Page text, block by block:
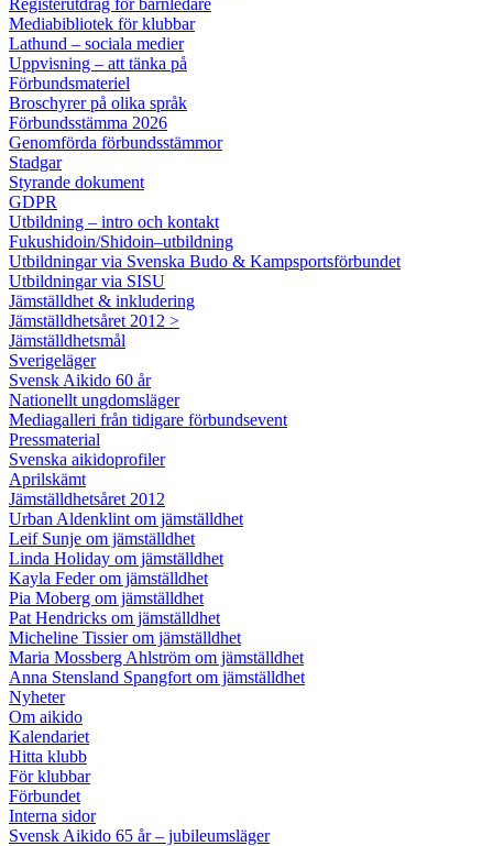
Registerutdrag för barnledare
Mediabibliotek för klubbar
Lathund – sociala medier
Uppvisning – att tänka på
Förbundsmateriel
Broschyrer på olika språk
Förbundsstämma 2026
Genomförda förbundsstämmor
Stadgar
Styrande dokument
GDPR
Utbildning – intro och kontakt
Fukushidoin/Shidoin–utbildning
Utbildningar via Svenska Budo & Kampsportsförbundet
Utbildningar via SISU
Jämställdhet & inkludering
Jämställdhetsåret 2012 >
Jämställdhetsmål
Sverigeläger
Svensk Aikido 60 år
Nationellt ungdomsläger
Mediagalleri från tidigare förbundsevent
Pressmaterial
Svenska aikidoprofiler
Aprilskämt
Jämställdhetsåret 2012
Urban Aldenklint om jämställdhet
Leif Sunje om jämställdhet
Linda Holiday om jämställdhet
Kayla Feder om jämställdhet
Pia Moberg om jämställdhet
Pat Hendricks om jämställdhet
Micheline Tissier om jämställdhet
Maria Mossberg Ahlström om jämställdhet
Anna Stensland Spangfort om jämställdhet
Nyheter
Om aikido
Kalendariet
Hitta klubb
För klubbar
Förbundet
Interna sidor
Svensk Aikido 65 år – jubileumsläger